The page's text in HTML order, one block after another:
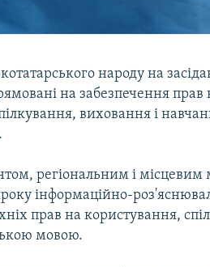
народу на
на забезпечення
виховання і
регіональним і місцевим
інформаційно-
прав на користування,
мовою.